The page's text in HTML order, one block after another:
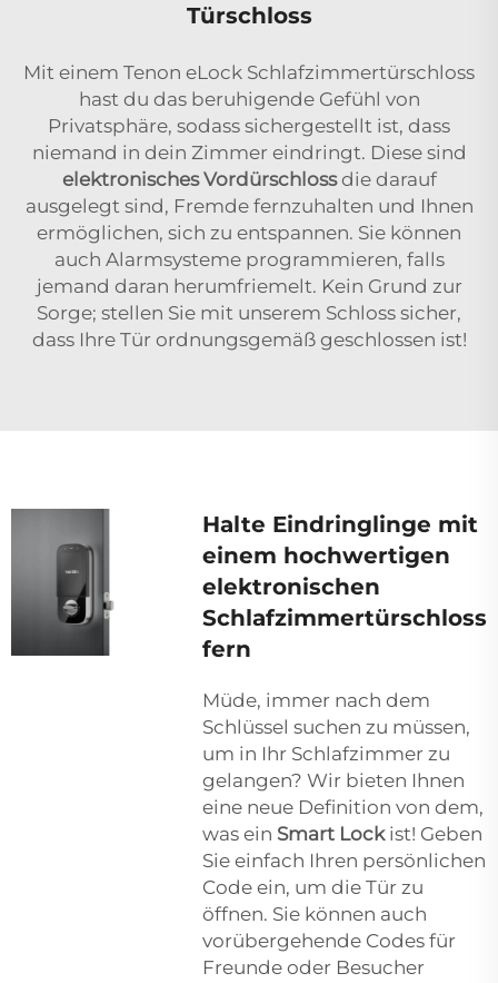
Türschloss
Mit einem Tenon eLock Schlafzimmertürschloss
hast du das beruhigende Gefühl von
Privatsphäre, sodass sichergestellt ist, dass
niemand in dein Zimmer eindringt. Diese sind
elektronisches Vordürschlossdie darauf
ausgelegt sind, Fremde fernzuhalten und Ihnen
ermöglichen, sich zu entspannen. Sie können
auch Alarmsysteme programmieren, falls
jemand daran herumfriemelt. Kein Grund zur
Sorge; stellen Sie mit unserem Schloss sicher,
dass Ihre Tür ordnungsgemäß geschlossen ist!
Halte Eindringlinge mit
einem hochwertigen
elektronischen
Schlafzimmertürschloss
fern
Müde, immer nach dem
Schlüssel suchen zu müssen,
um in Ihr Schlafzimmer zu
gelangen? Wir bieten Ihnen
eine neue Definition von dem,
was ein Smart Lock ist! Geben
Sie einfach Ihren persönlichen
Code ein, um die Tür zu
öffnen. Sie können auch
vorübergehende Codes für
Freunde oder Besucher